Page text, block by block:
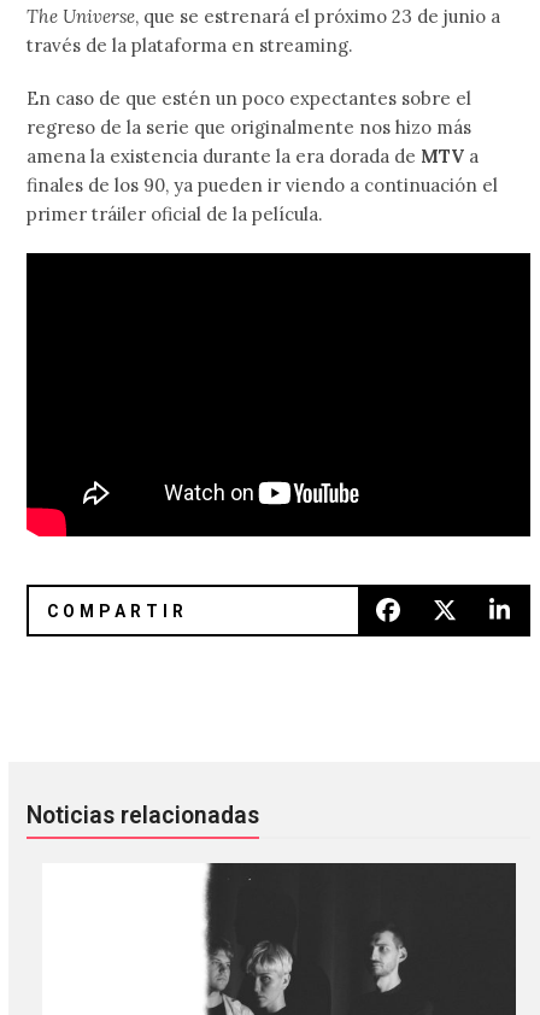
The Universe, que se estrenará el próximo 23 de junio a
través de la plataforma en streaming.
En caso de que estén un poco expectantes sobre el
regreso de la serie que originalmente nos hizo más
amena la existencia durante la era dorada de MTV a
finales de los 90, ya pueden ir viendo a continuación el
primer tráiler oficial de la película.
Noticias relacionadas